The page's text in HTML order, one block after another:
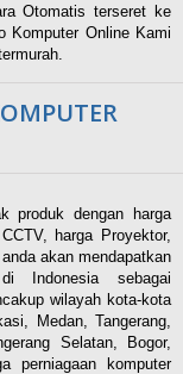
Otomatis terseret ke
Komputer Online Kami
produk dengan harga
harga Proyektor,
akan mendapatkan
Indonesia sebagai
wilayah kota-kota
Medan, Tangerang,
Selatan, Bogor,
perniagaan komputer